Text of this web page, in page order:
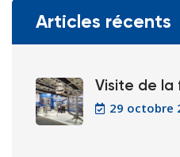
Articles récents
Visite de la
29 octobre